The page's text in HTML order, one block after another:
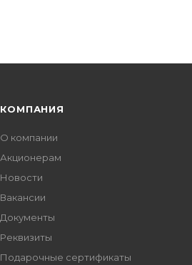
КОМПАНИЯ
О компании
Акционерам
Новости
Вакансии
Документы
Реквизиты
Подарочные сертификаты